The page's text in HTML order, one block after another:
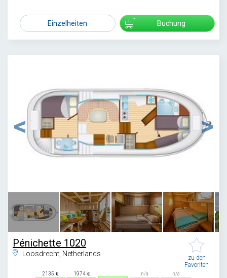
Einzelheiten Buchung
Pénichette 1020
Loosdrecht, Netherlands
zu den
Favoriten
2135
1974
n/a
n/a